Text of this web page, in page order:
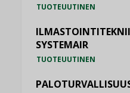
TUOTEUUTINEN
SYSTEMAIR
TUOTEUUTINEN